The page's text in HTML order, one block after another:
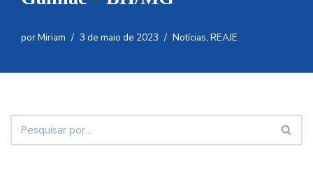
porMiriam 3 de maio de 2023 Notícias, REAJE